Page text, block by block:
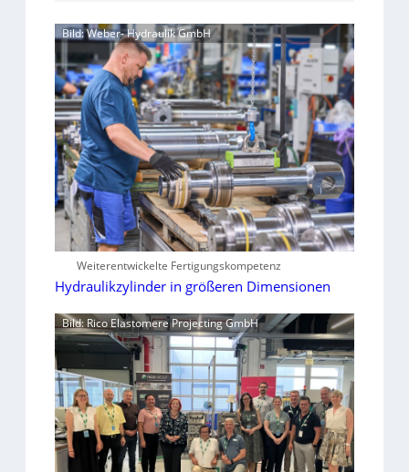
Bild: Weber- Hydraulik GmbH
Weiterentwickelte Fertigungskompetenz
Hydraulikzylinder in größeren Dimensionen
Bild: Rico Elastomere Projecting GmbH